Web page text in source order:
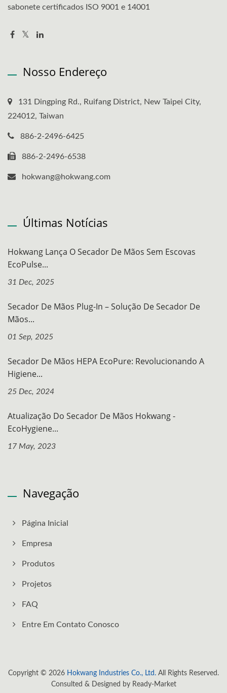
sabonete certificados ISO 9001 e 14001
Nosso Endereço
131 Dingping Rd., Ruifang District, New Taipei City,
224012, Taiwan
886-2-2496-6425
886-2-2496-6538
hokwang@hokwang.com
Últimas Notícias
Hokwang Lança O Secador De Mãos Sem Escovas
EcoPulse...
31 Dec, 2025
Secador De Mãos Plug-In – Solução De Secador De
Mãos...
01 Sep, 2025
Secador De Mãos HEPA EcoPure: Revolucionando A
Higiene...
25 Dec, 2024
Atualização Do Secador De Mãos Hokwang -
EcoHygiene...
17 May, 2023
Navegação
Página Inicial
Empresa
Produtos
Projetos
FAQ
Entre Em Contato Conosco
Copyright © 2026 Hokwang Industries Co., Ltd. All Rights Reserved.
Consulted & Designed by Ready-Market